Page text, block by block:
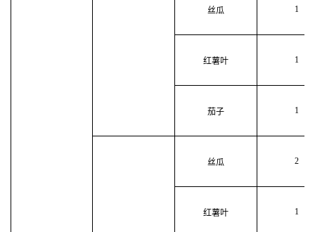
丝瓜 1
红薯叶 1
茄子 1
丝瓜 2
红薯叶 1